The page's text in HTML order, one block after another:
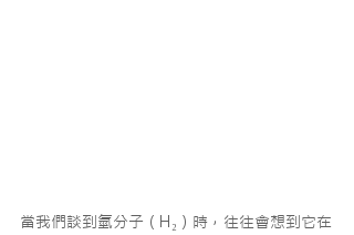
當我們談到氫分子（H₂）時，往往會想到它在